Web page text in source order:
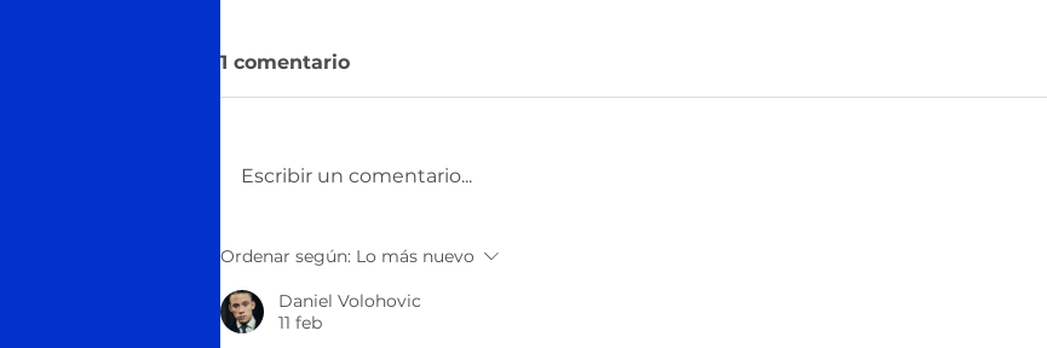
Conoce tus derechos
servicios de una AFORE
1 comentario
Escribir un comentario...
Ordenar según: Lo más nuevo
Daniel Volohovic
11 feb